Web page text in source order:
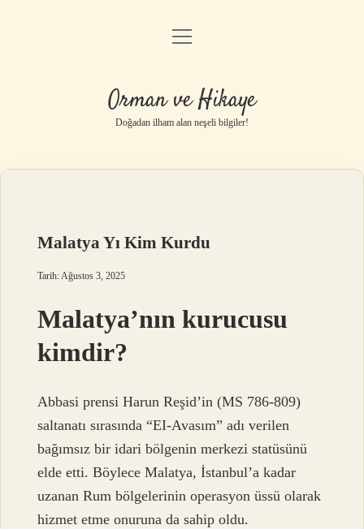
Anasayfa
Yasal Uyarı
menüyü
Orman ve Hikaye
Doğadan ilham alan neşeli bilgiler!
Malatya Yı Kim Kurdu
Tarih: Ağustos 3, 2025
Malatya’nın kurucusu
kimdir?
Abbasi prensi Harun Reşid’in (MS 786-809)
saltanatı sırasında “EI-Avasım” adı verilen
bağımsız bir idari bölgenin merkezi statüsünü
elde etti. Böylece Malatya, İstanbul’a kadar
uzanan Rum bölgelerinin operasyon üssü olarak
hizmet etme onuruna da sahip oldu.